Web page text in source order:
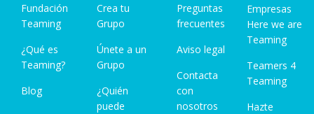
Fundación
Teaming
¿Qué es
Teaming?
Blog
Crea tu
Grupo
Únete a un
Grupo
¿Quién
puede
Preguntas
frecuentes
Aviso legal
Contacta
con
nosotros
Empresas
Here we are
Teaming
Teamers 4
Teaming
Hazte